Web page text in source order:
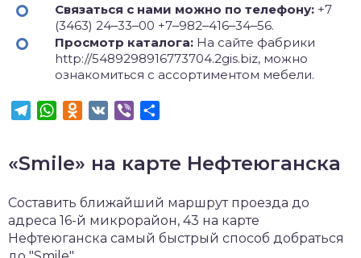
Связаться с нами можно по телефону: +7
(3463) 24‒33‒00 +7‒982‒416‒34‒56.
Просмотр каталога: На сайте фабрики
http://5489298916773704.2gis.biz, можно
ознакомиться с ассортиментом мебели.
TelegramWhatsApp
Odnoklassniki
VK Viber
«Smile» на карте Нефтеюганска
Составить ближайший маршрут проезда до
адреса 16-й микрорайон, 43 на карте
Нефтеюганска самый быстрый способ добраться